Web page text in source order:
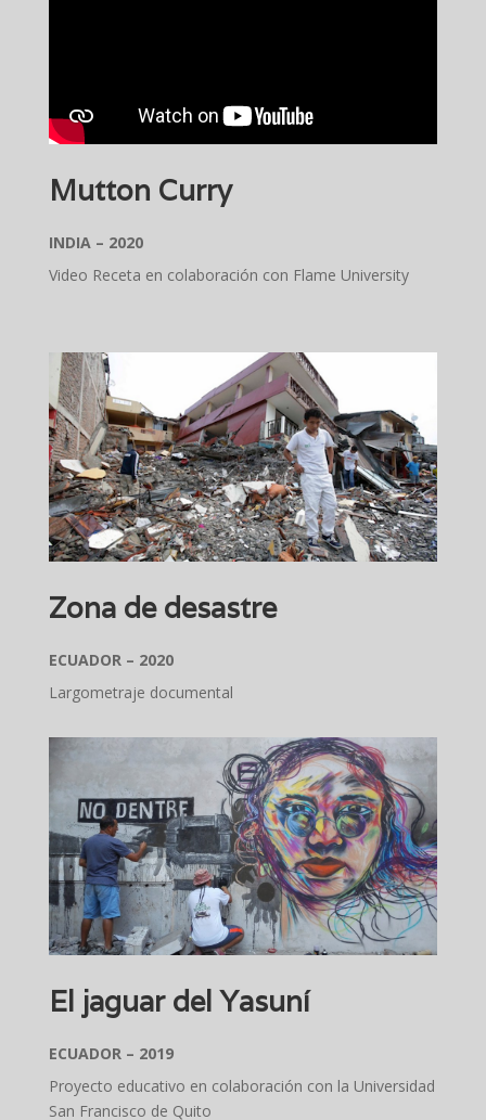
Mutton Curry
INDIA – 2020
Video Receta en colaboración con Flame University
Zona de desastre
ECUADOR – 2020
Largometraje documental
El jaguar del Yasuní
ECUADOR – 2019
Proyecto educativo en colaboración con la Universidad
San Francisco de Quito